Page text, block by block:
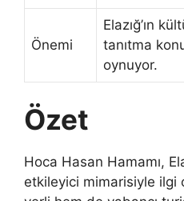
Önemi
Elazığ’ın
tanıtma
oynuyor.
Özet
Hoca Hasan Hamamı,
etkileyici mimarisiyle ilgi